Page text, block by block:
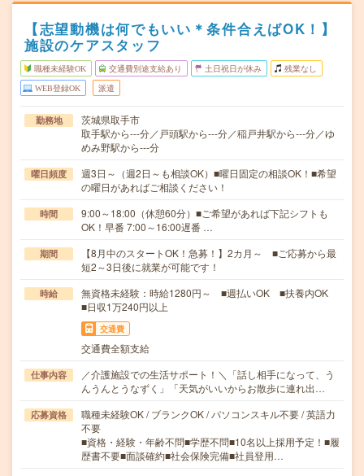
【志望動機は何でもいい＊条件合えばOK！】
施設のケアスタッフ
職種未経験OK 交通費別途支給あり 土日祝日が休み 残業なし
WEB登録OK 派遣
勤務地
茨城県取手市
取手駅から---分／戸頭駅から---分／稲戸井駅から---分／ゆ
めみ野駅から---分
曜日頻度
週3日～（週2日～も相談OK）■曜日固定の相談OK！■希望
の曜日があればご相談ください！
時間
9:00～18:00（休憩60分）■ご希望があれば下記シフトも
OK！早番 7:00～16:00遅番 …
期間
【8月中のスタートOK！急募！】2カ月～ ■ご応募から最
短2～3日後に就業が可能です！
時給
無資格未経験：時給1280円～ ■週払いOK ■扶養内OK
■日収1万240円以上
交通費
交通費全額支給
仕事内容
／介護施設での生活サポート！＼「話し相手になって、う
んうんとうなずく」「天気がいいからお散歩に連れ出…
応募資格
職種未経験OK / ブランクOK / パソコンスキル不要 / 英語力
不要
■資格・経験・年齢不問■学歴不問■10名以上採用予定！■履
歴書不要■面談確約■社会保険完備■社員登用…